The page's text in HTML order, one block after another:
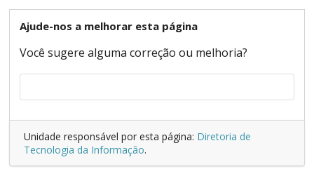
Ajude-nos a melhorar esta página
Você sugere alguma correção ou melhoria?
Unidade responsável por esta página: Diretoria de
Tecnologia da Informação.